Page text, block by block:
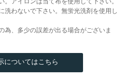
洗わないで下さい。無蛍光洗剤を使用し
為、多少の誤差が出る場合がございま
についてはこちら